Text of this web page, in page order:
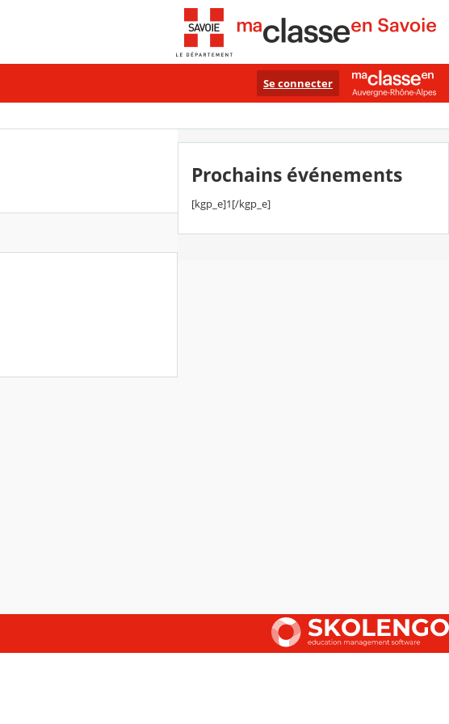
Se connecter
Prochains événements
[kgp_e]1[/kgp_e]